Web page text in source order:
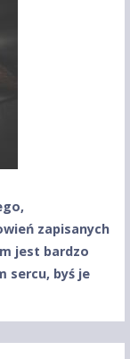
zapisanych
jest bardzo
sercu, byś je